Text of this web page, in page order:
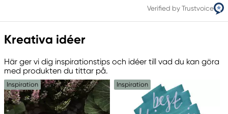
Verified by Trustvoice
Kreativa idéer
Här ger vi dig inspirationstips och idéer till vad du kan göra
med produkten du tittar på.
Inspiration Inspiration